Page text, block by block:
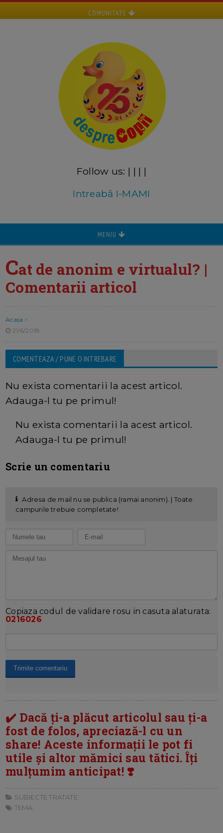
COMUNITATE
Follow us: | | | |
Intreabă I-MAMI
MENIU
Cat de anonim e virtualul? |
Comentarii articol
Acasa >
21/6/2018
COMENTEAZA / PUNE O INTREBARE
Nu exista comentarii la acest articol.
Adauga-l tu pe primul!
Nu exista comentarii la acest articol.
Adauga-l tu pe primul!
Scrie un comentariu
Adresa de mail nu se publica (ramai anonim). | Toate
campurile trebuie completate!
Copiaza codul de validare rosu in casuta alaturata:
0216026
✔️ Dacă ți-a plăcut articolul sau ți-a
fost de folos, apreciază-l cu un
share! Aceste informații le pot fi
utile și altor mămici sau tătici. Îți
mulțumim anticipat! ❣️
SUBIECTE TRATATE:
TEMA: